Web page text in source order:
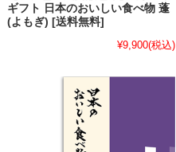
ギフト 日本のおいしい食べ物 蓬
(よもぎ) [送料無料]
¥9,900(税込)